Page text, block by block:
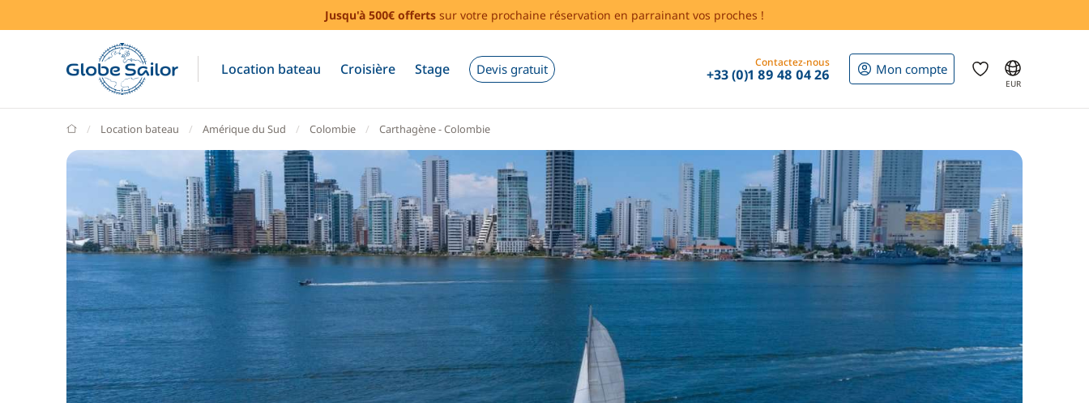
Jusqu'à 500€ offerts sur votre prochaine réservation en parrainant vos proches !
Location bateau Croisière Stage Devis gratuit Contactez-nous
+33 (0)1 89 48 04 26 Mon compte
EUR
GlobeSailor
Location bateau Amérique du Sud Colombie Carthagène - Colombie